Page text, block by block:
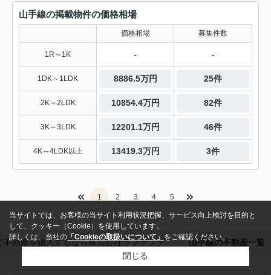
山手線の掲載物件の価格相場
価格相場 募集件数
1R～1K - -
1DK～1LDK 8886.5万円 25件
2K～2LDK 10854.4万円 82件
3K～3LDK 12201.1万円 46件
4K～4LDK以上 13419.3万円 3件
1 2 3 4 5
不動産を購入するなら株式会社ラファファ 山手線の不動産一覧
当サイトでは、お客様の当サイト利用状況把握、サービス向上検討を目的と
して、クッキー（Cookie）を使用しています。
詳しくは、当社の 「Cookieの取扱いについて」 をご確認ください。
閉じる